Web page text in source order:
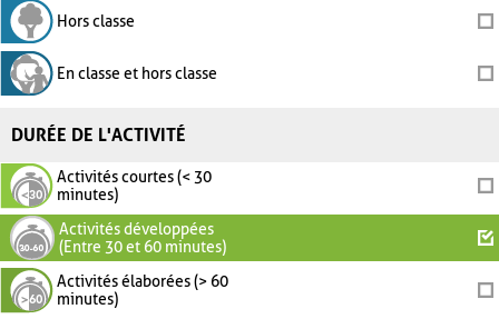
Hors classe
En classe et hors classe
DURÉE DE L'ACTIVITÉ
Activités courtes (< 30
minutes)
Activités développées
(Entre 30 et 60 minutes)
Activités élaborées (> 60
minutes)